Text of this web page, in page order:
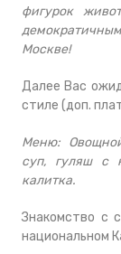
фигурок
Москве!
Далее Вас
стиле (доп.
Меню:
суп, гуляш с
калитка.
Знакомство с
национальном